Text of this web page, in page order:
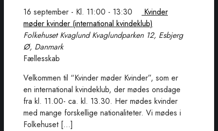
16 september - Kl. 11:00 - 13:30
Kvinder
møder kvinder (international kvindeklub)
Folkehuset KvaglundKvaglundparken 12, Esbjerg
Ø, Danmark
Fællesskab
Velkommen til “Kvinder møder Kvinder”, som er
en international kvindeklub, der mødes onsdage
fra kl. 11.00- ca. kl. 13.30. Her mødes kvinder
med mange forskellige nationaliteter. Vi mødes i
Folkehuset […]